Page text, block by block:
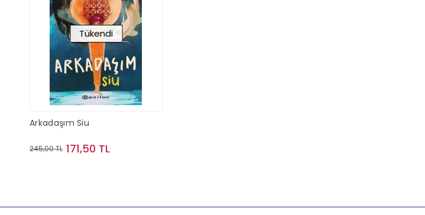
Tükendi
Arkadaşım Siu
245,00 TL 171,50 TL